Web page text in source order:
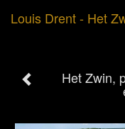
Het Zwin,